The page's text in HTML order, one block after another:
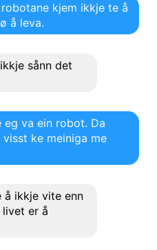
kjem ikkje te å
å leva.
sånn det
eg va ein robot. Da
ke meiniga me
å ikkje vite enn
er å